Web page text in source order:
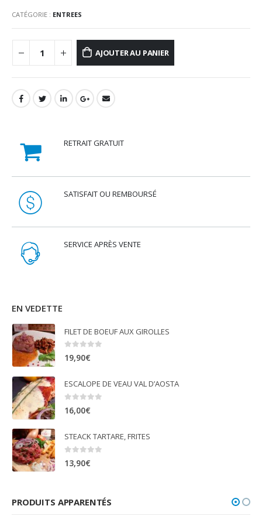
CATÉGORIE : ENTREES
AJOUTER AU PANIER
RETRAIT GRATUIT
SATISFAIT OU REMBOURSÉ
SERVICE APRÈS VENTE
EN VEDETTE
FILET DE BOEUF AUX GIROLLES
0 sur 5
19,90€
ESCALOPE DE VEAU VAL D’AOSTA
0 sur 5
16,00€
STEACK TARTARE, FRITES
13,90€
PRODUITS APPARENTÉS